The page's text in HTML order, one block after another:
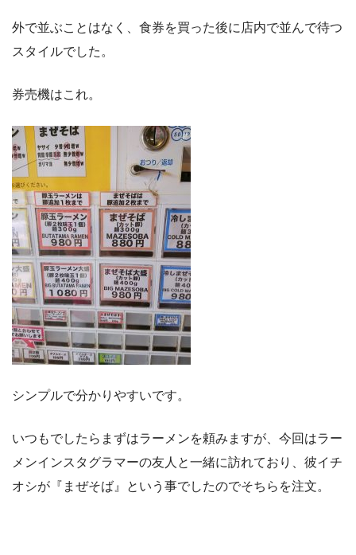
外で並ぶことはなく、食券を買った後に店内で並んで待つ
スタイルでした。
券売機はこれ。
シンプルで分かりやすいです。
いつもでしたらまずはラーメンを頼みますが、今回はラー
メンインスタグラマーの友人と一緒に訪れており、彼イチ
オシが『まぜそば』という事でしたのでそちらを注文。